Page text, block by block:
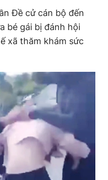
hệ quảng cáo
Đề cử cán bộ đến
bé gái bị đánh hội
xã thăm khám sức